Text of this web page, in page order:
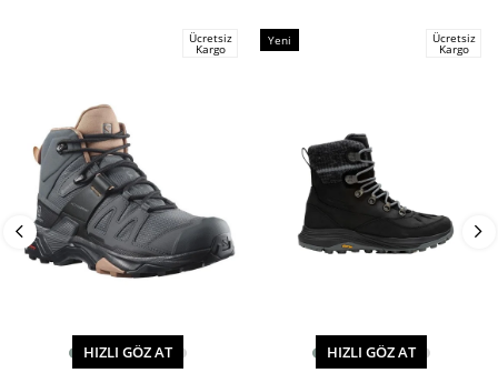
Ücretsiz
Kargo
HIZLI GÖZ AT
Yeni
Ücretsiz
Kargo
HIZLI GÖZ AT